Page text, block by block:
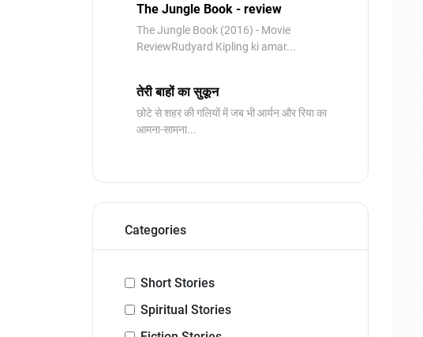
The Jungle Book - review
The Jungle Book (2016) - Movie
ReviewRudyard Kipling ki amar...
तेरी बाहों का सुकून
छोटे से शहर की गलियों में जब भी आर्यन और रिया का
आमना-सामना...
Categories
Short Stories
Spiritual Stories